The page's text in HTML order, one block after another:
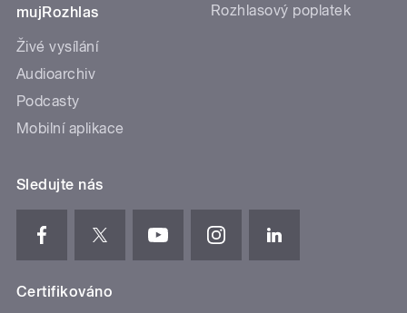
mujRozhlas
Živé vysílání
Audioarchiv
Podcasty
Mobilní aplikace
Rozhlasový poplatek
Sledujte nás
Certifikováno